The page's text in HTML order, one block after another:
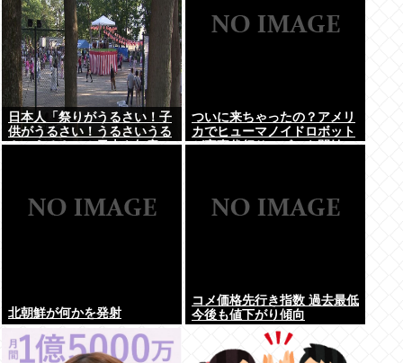
日本人「祭りがうるさい！子
供がうるさい！うるさいうる
さいうるさい！日本を無音の
ついに来ちゃったの？アメリ
カでヒューマノイドロボット
が家事代行サービスを開始
北朝鮮が何かを発射
コメ価格先行き指数 過去最低
今後も値下がり傾向